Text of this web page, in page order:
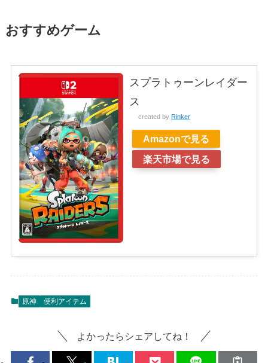
おすすめゲーム
スプラトゥーンレイダー
ス
created by Rinker
Amazonで見る
楽天市場で見る
原神 便利アイテム
よかったらシェアしてね！